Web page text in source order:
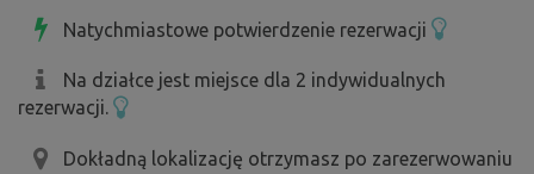
Natychmiastowe potwierdzenie rezerwacji
Na działce jest miejsce dla 2 indywidualnych
rezerwacji.
Dokładną lokalizację otrzymasz po zarezerwowaniu